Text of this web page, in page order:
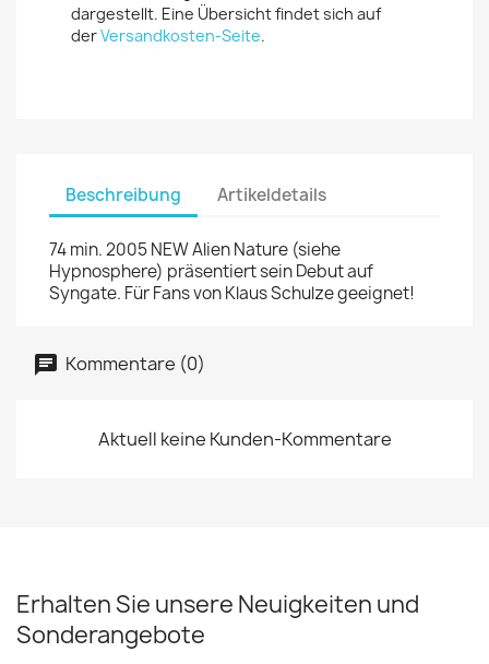
dargestellt. Eine Übersicht findet sich auf
derVersandkosten-Seite.
Beschreibung Artikeldetails
74 min. 2005 NEW Alien Nature (siehe
Hypnosphere) präsentiert sein Debut auf
Syngate. Für Fans von Klaus Schulze geeignet!
Kommentare (0)
Aktuell keine Kunden-Kommentare
Erhalten Sie unsere Neuigkeiten und
Sonderangebote